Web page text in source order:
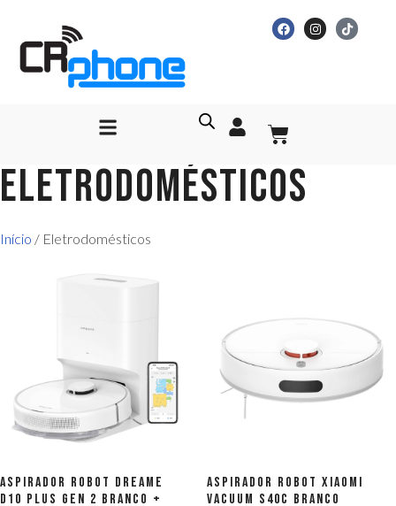
Eletrodomésticos
Início / Eletrodomésticos
Aspirador Robot Dreame
D10 Plus Gen 2 Branco +
Aspirador Robot Xiaomi
Vacuum S40C Branco